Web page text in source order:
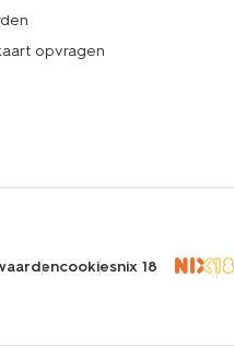
opvragen
cookiesnix 18